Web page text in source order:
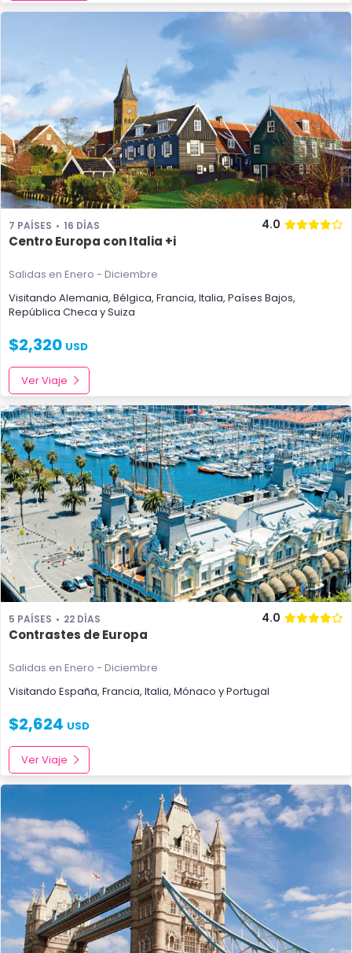
7 PAÍSES 16 DÍAS 4.0
Centro Europa con Italia +i
Salidas en Enero - Diciembre
Visitando Alemania, Bélgica, Francia, Italia, Países Bajos,
República Checa ySuiza
$2,320 USD
Ver Viaje
5 PAÍSES 22 DÍAS 4.0
Contrastes de Europa
Salidas en Enero - Diciembre
Visitando España, Francia, Italia, Mónaco yPortugal
$2,624 USD
Ver Viaje